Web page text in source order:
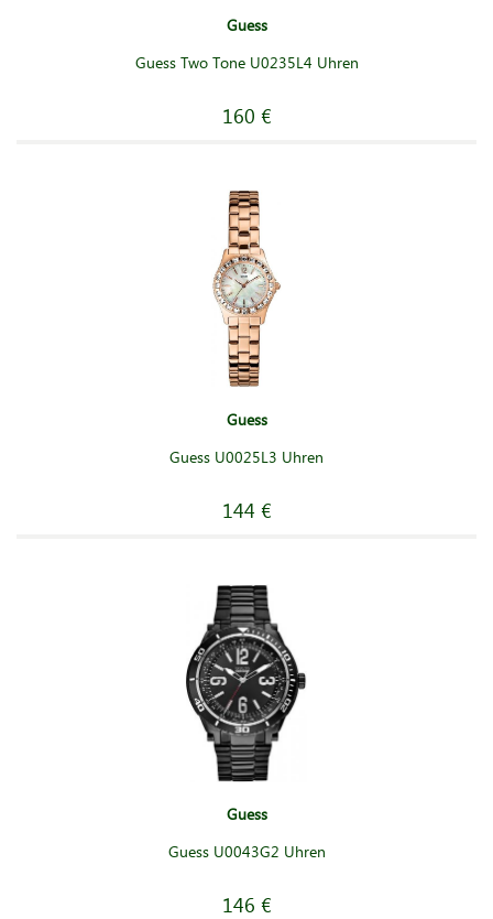
Guess
Guess Two Tone U0235L4 Uhren
160 €
Guess
Guess U0025L3 Uhren
144 €
Guess
Guess U0043G2 Uhren
146 €